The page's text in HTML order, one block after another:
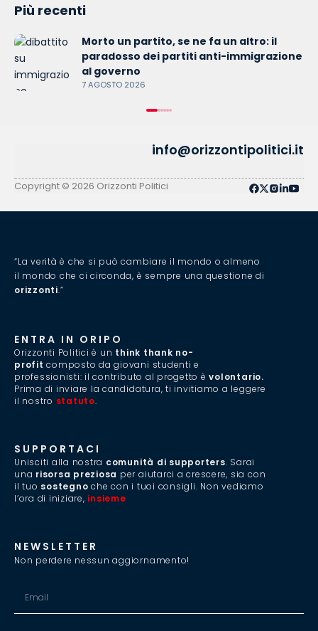
Più recenti
Morto un partito, se ne fa un altro: il
paradosso dei partiti anti-immigrazione
al governo
7 AGOSTO 2026
info@orizzontipolitici.it
Copyright © 2026 Orizzonti Politici
“La verità è che si può cambiare il mondo o almeno
il mondo che ci circonda, è sempre una questione di
orizzonti.”
ENTRA IN ORIPO
Orizzonti Politici è un think thank no-
profit composto da giovani studenti e
professionisti: il contributo al progetto èvolontario.
Prima di inviare la candidatura, ti invitiamo a leggere
il nostro statuto.
SUPPORTACI
Unisciti alla nostra comunità di supporters. Sarai
una risorsa preziosa per aiutarci a crescere, sia con
il tuo sostegno che con i tuoi consigli. Non vediamo
l’ora di iniziare, insieme
NEWSLETTER
Non perdere nessun aggiornamento!